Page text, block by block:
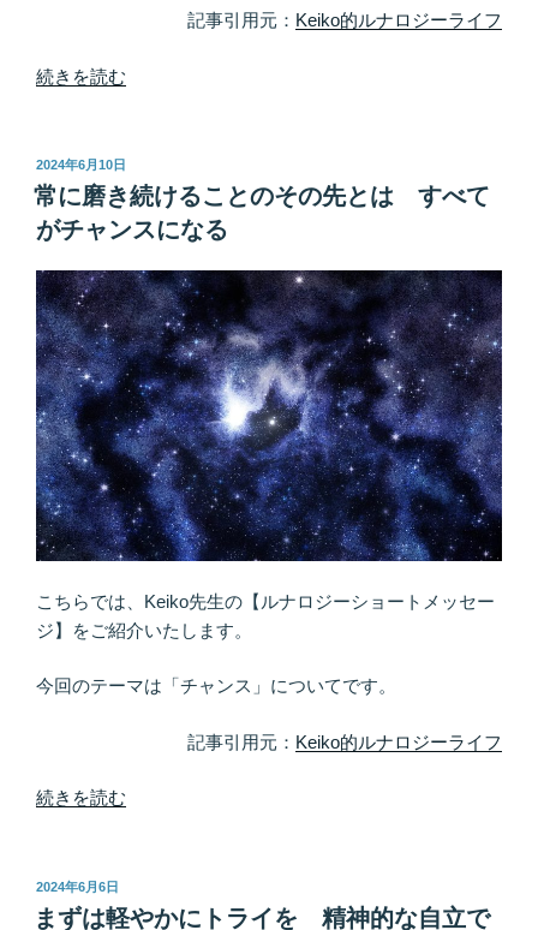
れ
記事引用元： Keiko的ルナロジーライフ
“早
ば
早
い
ほ
ど
見
切
り
上
手
に
な
る”
の
続きを読む
投
稿
日:
2024年6月10日
常に磨き続けることのその先とは すべて
がチャンスになる
こちらでは、Keiko先生の【ルナロジーショートメッセー
ジ】をご紹介いたします。
今回のテーマは「チャンス」についてです。
記事引用元： Keiko的ルナロジーライフ
“常
き
続
続きを読む
投
稿
2024年6月6日
まずは軽やかにトライを 精神的な自立で